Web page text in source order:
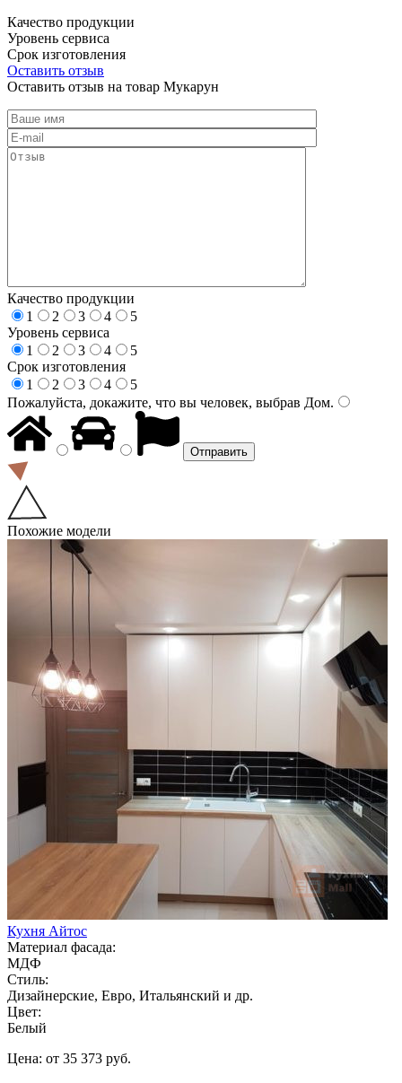
Качество продукции
Уровень сервиса
Срок изготовления
Оставить отзыв
Оставить отзыв на товар Мукарун
Качество продукции
1
2 3 4
5
Уровень сервиса
1
2 3 4
5
Срок изготовления
1
2 3 4
5
Пожалуйста, докажите, что вы человек, выбрав Дом.
Похожие модели
Кухня Айтос
Материал фасада:
МДФ
Стиль:
Дизайнерские, Евро, Итальянский и др.
Цвет:
Белый
Цена: от 35 373 руб.